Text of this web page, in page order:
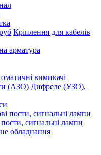
Кріплення для кабелів
арматура
вимикачі
Дифреле (УЗО),
сигнальні лампи
обладнання